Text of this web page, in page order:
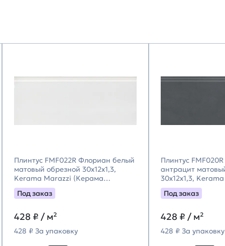
Плинтус FMF022R Флориан белый
матовый обрезной 30x12x1,3,
Kerama Marazzi (Керама
Марацци)
Под заказ
428 ₽ / м²
428 ₽ За упаковку
Плинтус
антрацит
30x12x1,3,
(Керама
Под заказ
428 ₽ / м²
428 ₽ За упаковку